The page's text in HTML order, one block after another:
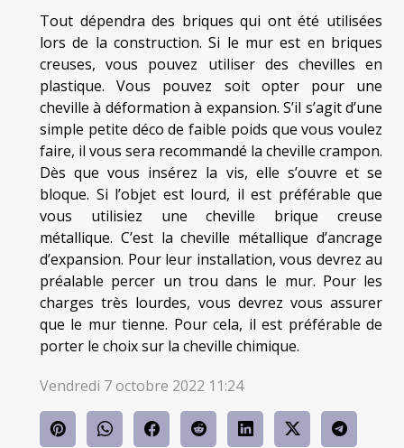
Tout dépendra des briques qui ont été utilisées
lors de la construction. Si le mur est en briques
creuses, vous pouvez utiliser des chevilles en
plastique. Vous pouvez soit opter pour une
cheville à déformation à expansion. S’il s’agit d’une
simple petite déco de faible poids que vous voulez
faire, il vous sera recommandé la cheville crampon.
Dès que vous insérez la vis, elle s’ouvre et se
bloque. Si l’objet est lourd, il est préférable que
vous utilisiez une cheville brique creuse
métallique. C’est la cheville métallique d’ancrage
d’expansion. Pour leur installation, vous devrez au
préalable percer un trou dans le mur. Pour les
charges très lourdes, vous devrez vous assurer
que le mur tienne. Pour cela, il est préférable de
porter le choix sur la cheville chimique.
Vendredi 7 octobre 2022 11:24